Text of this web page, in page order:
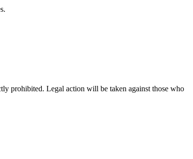
prohibited. Legal action will be taken against those who